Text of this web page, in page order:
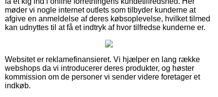
møder vi nogle internet outlets som tilbyder kunderne at
afgive en anmeldelse af deres købsoplevelse, hvilket tilmed
kan udnyttes til at få et indtryk af hvor tilfredse kunderne er.
Websitet er reklamefinansieret. Vi hjælper en lang række
webshops da vi introducerer deres produkter, og høster
kommission om de personer vi sender videre foretager et
indkøb.